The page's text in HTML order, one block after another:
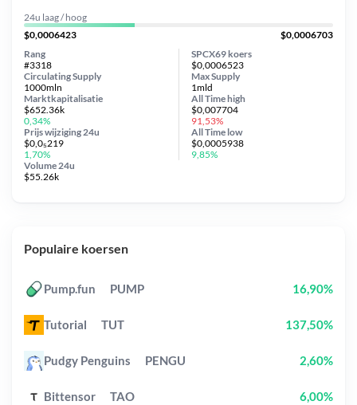
24u laag / hoog
$0,0006423
$0,0006703
SPCX69 koers
$0,0006523
Circulating Supply
1000mln
Prijs wijziging 24u
$0,0₅219
1,70%
Max Supply
1mld
Marktkapitalisatie
$652.36k
0,34%
Volume 24u
$55.26k
Rang
#3318
All Timehigh
$0,007704
91,53%
All Time low
$0,0005938
9,85%
Populaire koersen
Pump.fun PUMP 16,90%
Tutorial TUT 137,50%
Pudgy Penguins PENGU 2,60%
Bittensor TAO 6,00%